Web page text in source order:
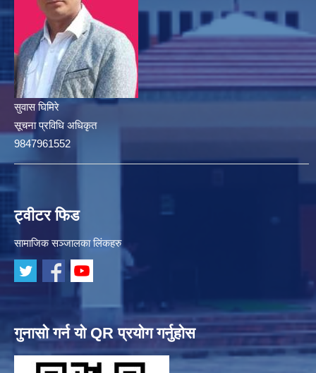
सुवास घिमिरे
सूचना प्रविधि अधिकृत
9847961552
ट्वीटर फिड
सामाजिक सञ्जालका लिंकहरु
गुनासो गर्न यो QR प्रयोग गर्नुहोस